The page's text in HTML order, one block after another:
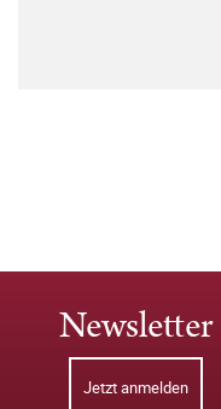
Newsletter
Jetzt anmelden